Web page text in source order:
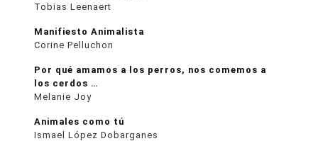
Tobias Leenaert
Manifiesto Animalista
Corine Pelluchon
Por qué amamos a los perros, nos comemos a
los cerdos …
Melanie Joy
Animales como tú
Ismael López Dobarganes